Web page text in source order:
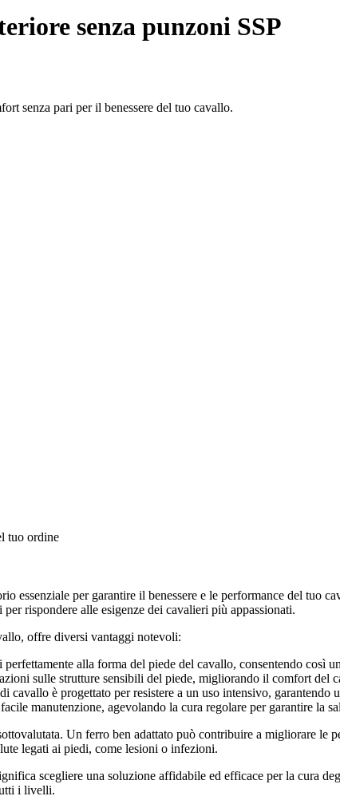
senza punzoni SSP
senza pari per il benessere del tuo cavallo.
tuo ordine
essenziale per garantire il benessere e le performance del tuo
rispondere alle esigenze dei cavalieri più appassionati.
offre diversi vantaggi notevoli:
alla forma del piede del cavallo, consentendo così
sulle strutture sensibili del piede, migliorando il comfort del
cavallo è progettato per resistere a un uso intensivo,
manutenzione, agevolando la cura regolare per garantire la
Un ferro ben adattato può contribuire a migliorare le
legati ai piedi, come lesioni o infezioni.
scegliere una soluzione affidabile ed efficace per la cura
i livelli.